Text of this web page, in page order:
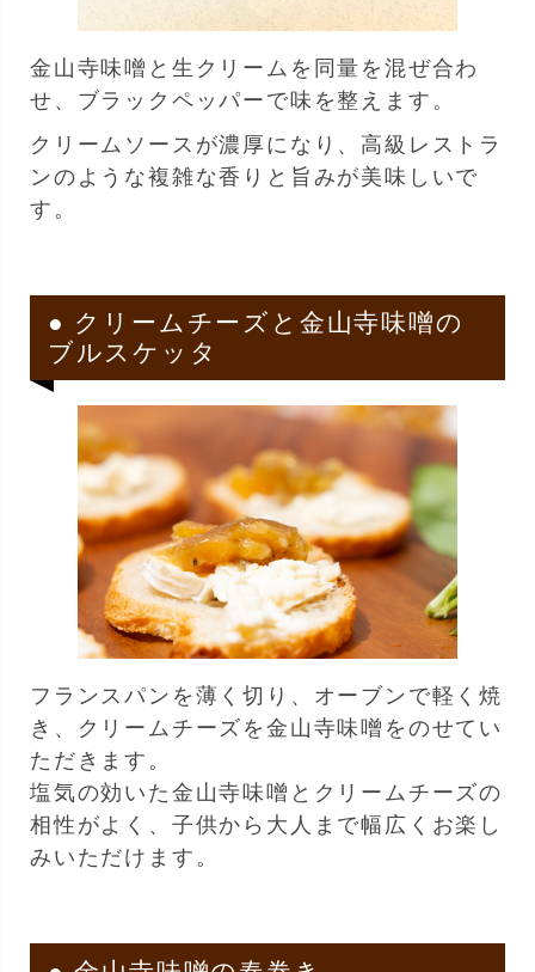
金山寺味噌と生クリームを同量を混ぜ合わ
せ、ブラックペッパーで味を整えます。
クリームソースが濃厚になり、高級レストラ
ンのような複雑な香りと旨みが美味しいで
す。
● クリームチーズと金山寺味噌の
ブルスケッタ
フランスパンを薄く切り、オーブンで軽く焼
き、クリームチーズを金山寺味噌をのせてい
ただきます。
塩気の効いた金山寺味噌とクリームチーズの
相性がよく、子供から大人まで幅広くお楽し
みいただけます。